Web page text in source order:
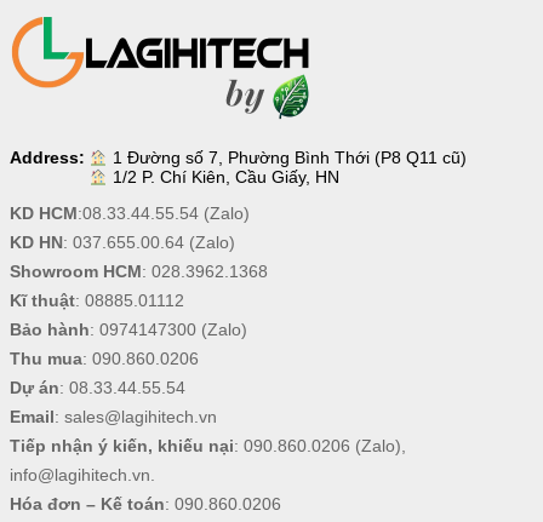
Address:
1 Đường số 7, Phường Bình Thới (P8 Q11 cũ)
1/2 P. Chí Kiên, Cầu Giấy, HN
KD HCM:08.33.44.55.54(Zalo)
KD HN: 037.655.00.64(Zalo)
Showroom HCM: 028.3962.1368
Kĩ thuật: 08885.01112
Bảo hành: 0974147300(Zalo)
Thu mua: 090.860.0206
Dự án: 08.33.44.55.54
Email: sales@lagihitech.vn
Tiếp nhận ý kiến, khiếu nại: 090.860.0206 (Zalo),
info@lagihitech.vn.
Hóa đơn – Kế toán: 090.860.0206